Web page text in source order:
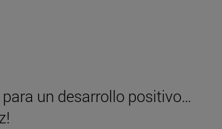
un desarrollo positivo…